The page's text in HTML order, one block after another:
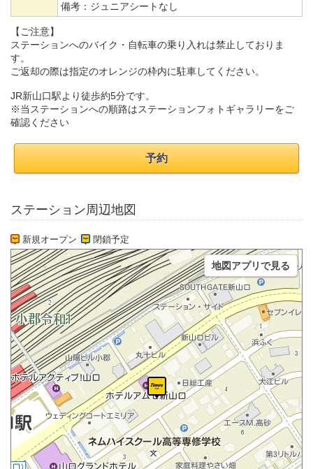
備考： ジュニアシートなし
【ご注意】
ステーションへのバイク・自転車の乗り入れは禁止しておりま
す。
ご返却の際は指定のオレンジの枠内に駐車してください。
JR新山口駅より徒歩約5分です。
※当ステーションへの順路はステーションフォトギャラリーをご
確認ください
予約
ステーション周辺地図
新規オープン 閉鎖予定
地図アプリで見る